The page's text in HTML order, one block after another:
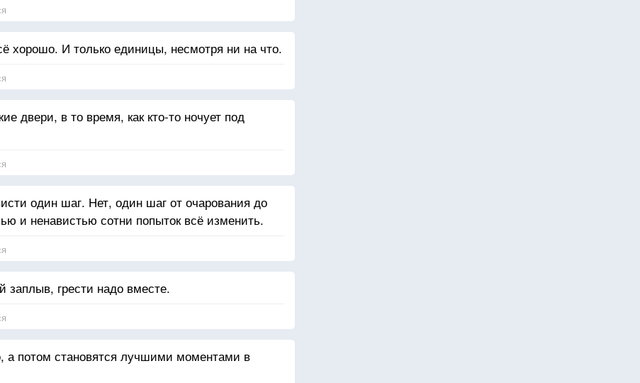
хорошо. И только единицы, несмотря ни на что.
двери, в то время, как кто-то ночует под
один шаг. Нет, один шаг от очарования до
и ненавистью сотни попыток всё изменить.
грести надо вместе.
а потом становятся лучшими моментами в